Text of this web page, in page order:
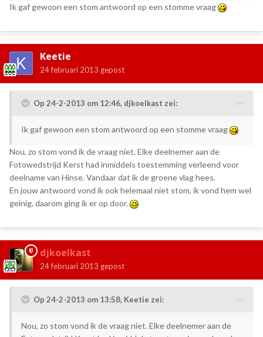
Ik gaf gewoon een stom antwoord op een stomme vraag
Keetie
24 februari 2013 gepost
Op 24-2-2013 om 12:46, djkoelkast zei:
Ik gaf gewoon een stom antwoord op een stomme vraag
Nou, zo stom vond ik de vraag niet. Elke deelnemer aan de
Fotowedstrijd Kerst had inmiddels toestemming verleend voor
deelname van Hinse. Vandaar dat ik de groene vlag hees.
En jouw antwoord vond ik ook helemaal niet stom, ik vond hem wel
geinig, daarom ging ik er op door.
djkoelkast
24 februari 2013 gepost
Op 24-2-2013 om 13:58, Keetie zei:
Nou, zo stom vond ik de vraag niet. Elke deelnemer aan de